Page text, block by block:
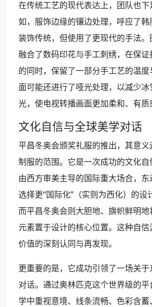
在传统工艺的现代表达上，团队也
如，服饰边缘的镶边处理，呼应了韩
装饰传统，但使用了更现代的手法
融合了数码印花与手工刺绣，在保
的同时，保留了一部分手工艺的温
面可能还进行了哑光处理，以减少冰
光，使电视转播画面更加柔和、有质
文化自信与全球美学对话
平昌冬奥会颁奖礼服的推出，其意
制服的范围。它是一次成功的文化
由西方审美主导的国际重大场合，
选择更“国际化”（实则为西化）的设
而平昌冬奥会则大胆地、旗帜鲜明
元素置于设计的核心位置。这种自
价值的深刻认同与再发现。
更重要的是，它成功引领了一场关
对话。通过奥林匹克这个世界级的
学中重视意境、线条流畅、色彩含